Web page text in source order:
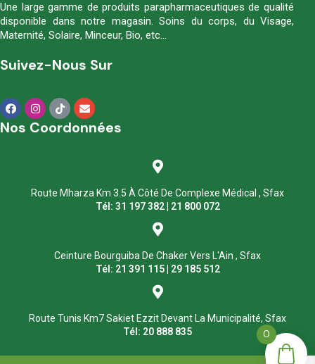
Une large gamme de produits parapharmaceutiques de qualité
disponible dans notre magasin. Soins du corps, du Visage,
Maternité, Solaire, Minceur, Bio, etc…
Suivez-Nous Sur
Nos Coordonnées
Route Mharza Km 3.5 À Côté De Complexe Médical , Sfax
Tél: 31 197 382 | 21 800 072
Ceinture Bourguiba De Chaker Vers L'Ain , Sfax
Tél: 21 391 115 | 29 185 512
Route Tunis Km7 Sakiet Ezzit Devant La Municipalité, Sfax
Tél: 20 888 835
0